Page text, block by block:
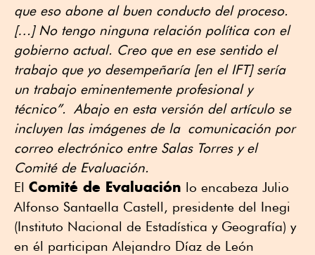
que eso abone al buen conducto del proceso.
[…] No tengo ninguna relación política con el
gobierno actual. Creo que en ese sentido el
trabajo que yo desempeñaría [en el IFT] sería
un trabajo eminentemente profesional y
técnico”. Abajo en esta versión del artículo se
incluyen las imágenes de la comunicación por
correo electrónico entre Salas Torres y el
Comité de Evaluación.
El Comité de Evaluación lo encabeza Julio
Alfonso Santaella Castell, presidente del Inegi
(Instituto Nacional de Estadística y Geografía) y
en él participan Alejandro Díaz de León